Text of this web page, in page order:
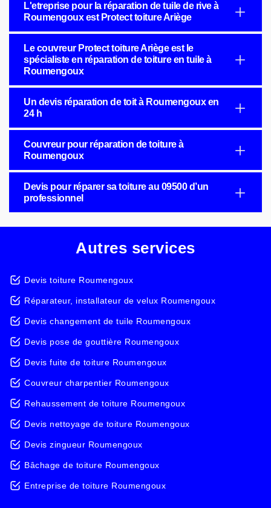
L'etreprise pour la réparation de tuile de rive à
Roumengoux est Protect toiture Ariège
Le couvreur Protect toiture Ariège est le
spécialiste en réparation de toiture en tuile à
Roumengoux
Un devis réparation de toit à Roumengoux en
24 h
Couvreur pour réparation de toiture à
Roumengoux
Devis pour réparer sa toiture au 09500 d’un
professionnel
Autres services
Devis toiture Roumengoux
Réparateur, installateur de velux Roumengoux
Devis changement de tuile Roumengoux
Devis pose de gouttière Roumengoux
Devis fuite de toiture Roumengoux
Couvreur charpentier Roumengoux
Rehaussement de toiture Roumengoux
Devis nettoyage de toiture Roumengoux
Devis zingueur Roumengoux
Bâchage de toiture Roumengoux
Entreprise de toiture Roumengoux